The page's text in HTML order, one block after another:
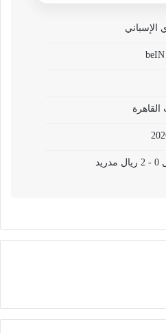
الإسباني
القاهرة